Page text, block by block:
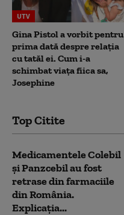
UTV
Gina Pistol a vorbit pentru
prima dată despre relația
cu tatăl ei. Cum i-a
schimbat viața fiica sa,
Josephine
Top Citite
Medicamentele Colebil
și Panzcebil au fost
retrase din farmaciile
din România.
Explicația...